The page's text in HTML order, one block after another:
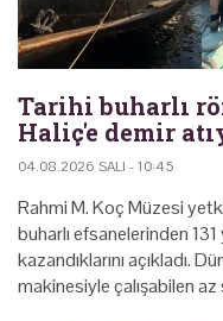
Tarihi buharlı
Haliç'e demir
04.08.2026 SALI - 10:45
Rahmi M. Koç Müzesi
buharlı efsanelerinden
kazandıklarını açıkladı.
makinesiyle çalışabilen